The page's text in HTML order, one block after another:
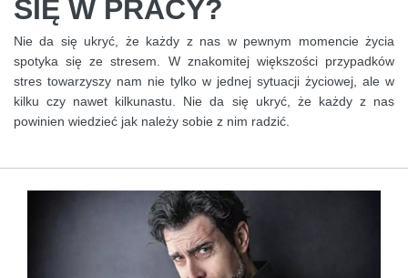
SIĘ W PRACY?
Nie da się ukryć, że każdy z nas w pewnym momencie życia
spotyka się ze stresem. W znakomitej większości przypadków
stres towarzyszy nam nie tylko w jednej sytuacji życiowej, ale w
kilku czy nawet kilkunastu. Nie da się ukryć, że każdy z nas
powinien wiedzieć jak należy sobie z nim radzić.